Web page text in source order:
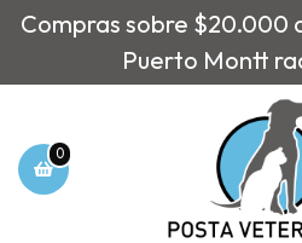
Compras sobre $20.000
Puerto Montt
0